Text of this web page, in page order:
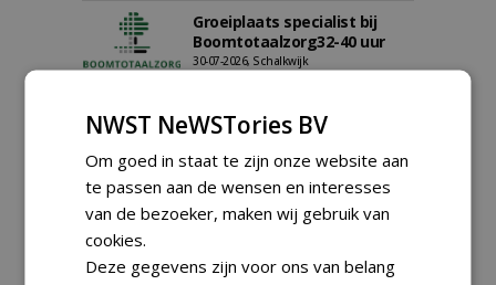
Groeiplaats specialist bij
Boomtotaalzorg32-40 uur
30-07-2026, Schalkwijk
Boomtotaalzorg24-40 uur
Hoofdgreenkeeper (m/v)
Golfbaan KralingenOosthoek
groepRotterdam
meer Groene Banen
NWST NeWSTories BV
Om goed in staat te zijn onze website aan
te passen aan de wensen en interesses
van de bezoeker, maken wij gebruik van
cookies.
Deze gegevens zijn voor ons van belang